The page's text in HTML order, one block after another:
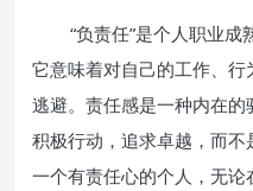
“负责任”是个人职业成
它意味着对自己的工作、
逃避。责任感是一种内在的
积极行动，追求卓越，而不
一个有责任心的个人，无